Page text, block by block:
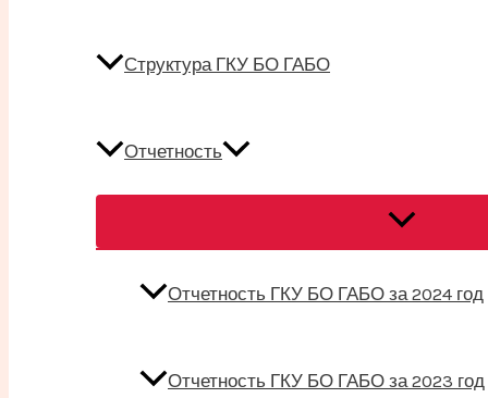
Структура ГКУ БО ГАБО
Отчетность
Отчетность ГКУ БО ГАБО за 2024 год
Отчетность ГКУ БО ГАБО за 2023 год